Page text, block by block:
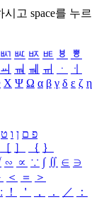
시고 space를 누르
ㅴ ㅵ ㅶ ㅷ ㅸ
ㅹ
ㆉ ㆊ ㆋ ㆌ ㆍ
ㆎ
Χ Ψ Ω α β γ δ ε ζ η
פ ם ן ו ט
［ ］ ｛ ｝
∽ ∝ ∵ ∫ ∬ ∈ ∋
＜ ＝
＞
ː ！ ＇ ， ． ／
：